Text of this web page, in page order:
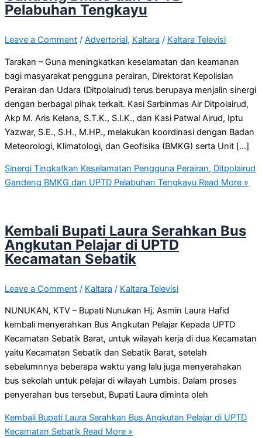
Pelabuhan Tengkayu
Leave a Comment / Advertorial, Kaltara / Kaltara Televisi
Tarakan – Guna meningkatkan keselamatan dan keamanan
bagi masyarakat pengguna perairan, Direktorat Kepolisian
Perairan dan Udara (Ditpolairud) terus berupaya menjalin sinergi
dengan berbagai pihak terkait. Kasi Sarbinmas Air Ditpolairud,
Akp M. Aris Kelana, S.T.K., S.I.K., dan Kasi Patwal Airud, Iptu
Yazwar, S.E., S.H., M.HP., melakukan koordinasi dengan Badan
Meteorologi, Klimatologi, dan Geofisika (BMKG) serta Unit […]
Sinergi Tingkatkan Keselamatan Pengguna Perairan, Ditpolairud
Gandeng BMKG dan UPTD Pelabuhan Tengkayu Read More »
Kembali Bupati Laura Serahkan Bus
Angkutan Pelajar di UPTD
Kecamatan Sebatik
Leave a Comment / Kaltara / Kaltara Televisi
NUNUKAN, KTV – Bupati Nunukan Hj. Asmin Laura Hafid
kembali menyerahkan Bus Angkutan Pelajar Kepada UPTD
Kecamatan Sebatik Barat, untuk wilayah kerja di dua Kecamatan
yaitu Kecamatan Sebatik dan Sebatik Barat, setelah
sebelumnnya beberapa waktu yang lalu juga menyerahakan
bus sekolah untuk pelajar di wilayah Lumbis. Dalam proses
penyerahan bus tersebut, Bupati Laura diminta oleh
Kembali Bupati Laura Serahkan Bus Angkutan Pelajar di UPTD
Kecamatan Sebatik Read More »